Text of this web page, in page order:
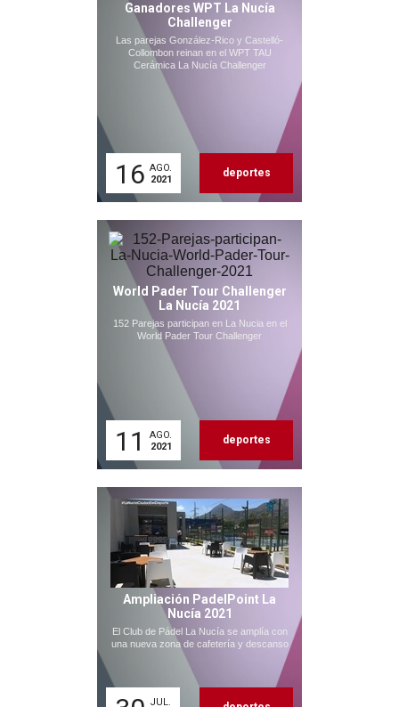
Ganadores WPT La Nucía
Challenger
Las parejas González-Rico y Castelló-
Collombon reinan en el WPT TAU
Cerámica La Nucía Challenger
16 AGO.
2021
deportes
World Pader Tour Challenger
La Nucía 2021
152 Parejas participan en La Nucia en el
World Pader Tour Challenger
11
AGO.
2021
deportes
Ampliación PadelPoint La
Nucía 2021
El Club de Pádel La Nucía se amplía con
una nueva zona de cafetería y descanso
JUL.